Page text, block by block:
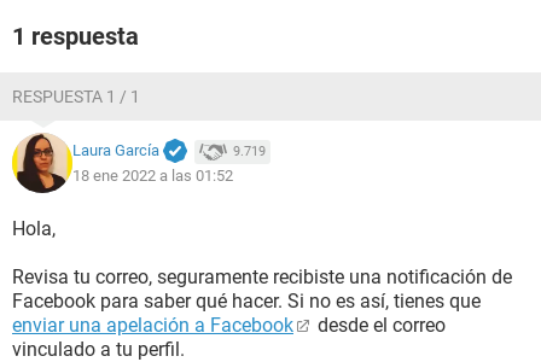
1 respuesta
RESPUESTA 1 / 1
Laura García 9.719
18 ene 2022 a las 01:52
Hola,
Revisa tu correo, seguramente recibiste una notificación de
Facebook para saber qué hacer. Si no es así, tienes que
enviar una apelación a Facebook
desde el correo
vinculado a tu perfil.